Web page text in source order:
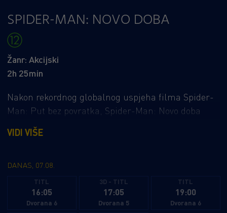
SPIDER-MAN: NOVO DOBA
Žanr: Akcijski
2h 25min
Nakon rekordnog globalnog uspjeha filma Spider-
Man: Put bez povratka, Spider-Man: Novo doba
označava potpuno novo poglavlje za Petera Parkera
i Spider-Mana. Prošle su četiri godine od događaja
čovjek koji živi potpuno sam, nakon što je
dobrovoljno izbrisao sebe iz života i sjećanja onih
koje voli. Boreći se protiv kriminala u New Yorku
koji više ne zna njegovo ime, u potpunosti se
VIDI VIŠE
DANAS, 07.08.
TITL
16:05
Dvorana 6
3D - TITL
17:05
Dvorana 5
TITL
19:00
Dvorana 6